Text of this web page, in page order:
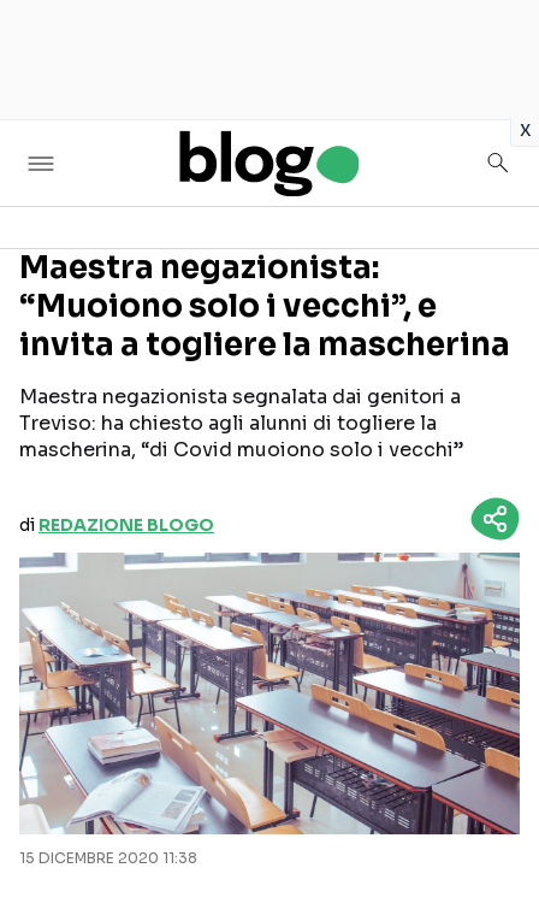
x
Seguici sui social
Maestra negazionista:
“Muoiono solo i vecchi”, e
invita a togliere la mascherina
Maestra negazionista segnalata dai genitori a
Treviso: ha chiesto agli alunni di togliere la
mascherina, “di Covid muoiono solo i vecchi”
di REDAZIONE BLOGO
15 DICEMBRE 2020 11:38